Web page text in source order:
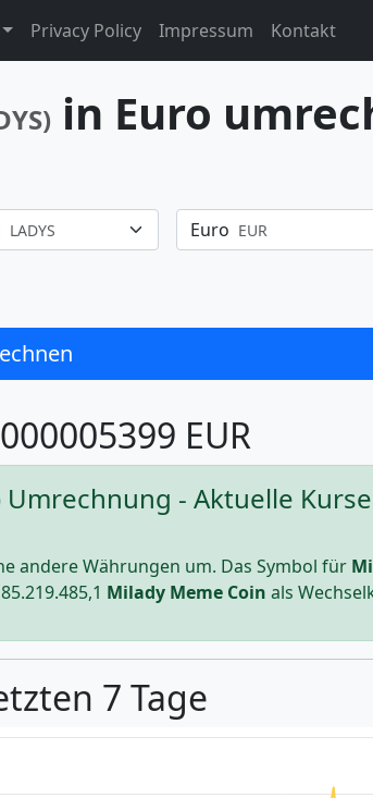
Privacy Policy Impressum Kontakt
in Euro
LADYS Euro EUR
EUR
Umrechnung - Aktuelle
andere Währungen um. Das Symbol für
Milady Meme Coin als
7 Tage